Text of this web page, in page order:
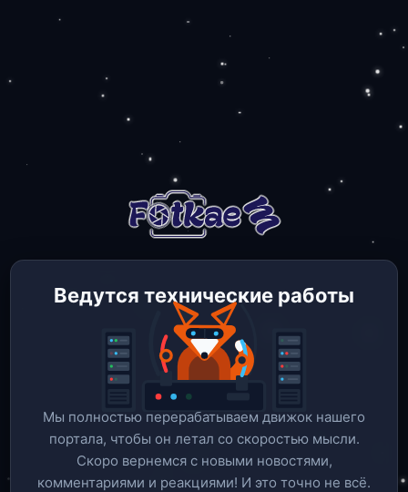
Ведутся технические работы
Мы полностью перерабатываем движок нашего
портала, чтобы он летал со скоростью мысли.
Скоро вернемся c новыми новостями,
комментариями и реакциями! И это точно не всё.